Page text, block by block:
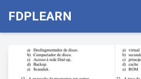
FDPLEARN